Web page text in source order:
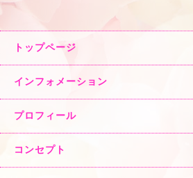
トップページ
インフォメーション
プロフィール
コンセプト